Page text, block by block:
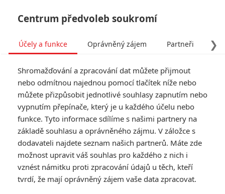
Cameron Diaz bude v nové
komedii manželkou za
úplatu
Napsal:Petr Slavík - (Anarvin), 27.02.2026 15:00
Centrum předvoleb soukromí
❯
Účely a funkce Oprávněný zájem Partneři
Shromažďování a zpracování dat můžete přijmout
nebo odmítnou najednou pomocí tlačítek níže nebo
můžete přizpůsobit jednotlivé souhlasy zapnutím nebo
vypnutím přepínače, který je u každého účelu nebo
funkce. Tyto informace sdílíme s našimi partnery na
základě souhlasu a oprávněného zájmu. V záložce s
dodavateli najdete seznam našich partnerů. Máte zde
možnost upravit váš souhlas pro každého z nich i
vznést námitku proti zpracování údajů u těch, kteří
tvrdí, že mají oprávněný zájem vaše data zpracovat.